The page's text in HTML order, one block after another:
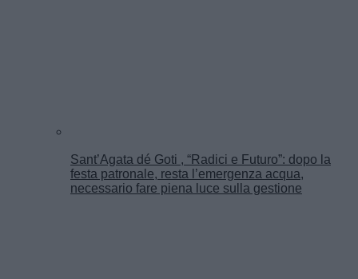
Sant’Agata dé Goti , “Radici e Futuro”: dopo la
festa patronale, resta l’emergenza acqua,
necessario fare piena luce sulla gestione